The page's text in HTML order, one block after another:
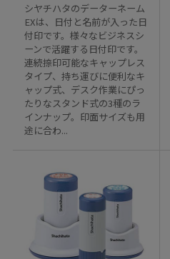
シヤチハタのデーターネーム
EXは、日付と名前が入った日
付印です。様々なビジネスシ
ーンで活躍する日付印です。
連続捺印可能なキャップレス
タイプ、持ち運びに便利なキ
ャップ式、デスク作業にぴっ
たりなスタンド式の3種のラ
インナップ。印面サイズも用
途に合わ...